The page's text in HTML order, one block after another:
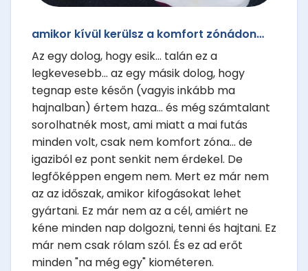
amikor kívül kerülsz a komfort zónádon…
Az egy dolog, hogy esik... talán ez a
legkevesebb... az egy másik dolog, hogy
tegnap este későn (vagyis inkább ma
hajnalban) értem haza... és még számtalant
sorolhatnék most, ami miatt a mai futás
minden volt, csak nem komfort zóna... de
igaziból ez pont senkit nem érdekel. De
legfőképpen engem nem. Mert ez már nem
az az időszak, amikor kifogásokat lehet
gyártani. Ez már nem az a cél, amiért ne
kéne minden nap dolgozni, tenni és hajtani. Ez
már nem csak rólam szól. És ez ad erőt
minden "na még egy" kiométeren.